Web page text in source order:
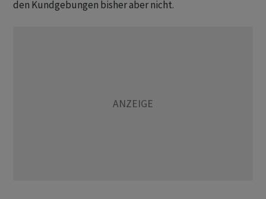
den Kundgebungen bisher aber nicht.